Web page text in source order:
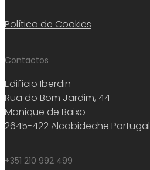
Política de Cookies
Contactos
Edifício Iberdin
Rua do Bom Jardim, 44
Manique de Baixo
2645-422 Alcabideche Portugal
+351 210 992 499